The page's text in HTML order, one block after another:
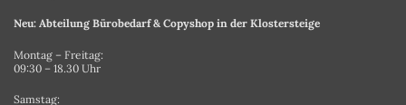
Neu: Abteilung Bürobedarf & Copyshop in der Klostersteige
Montag – Freitag:
09:30 – 18.30 Uhr
Samstag: